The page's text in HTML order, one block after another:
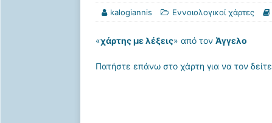
kalogiannis Εννοιολογικοί χάρτες
«χάρτης με λέξεις» από τον Άγγελο
Πατήστε επάνω στο χάρτη για να τον δείτε